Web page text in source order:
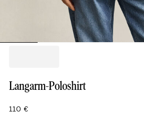
Langarm-Poloshirt
110 €